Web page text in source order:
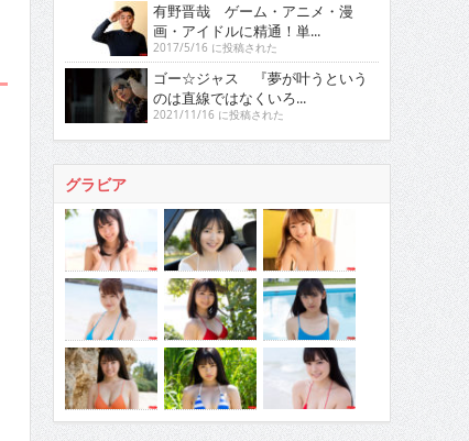
有野晋哉 ゲーム・アニメ・漫
画・アイドルに精通！単...
2017/5/16 に投稿された
ゴー☆ジャス 『夢が叶うという
のは直線ではなくいろ...
2021/11/16 に投稿された
グラビア